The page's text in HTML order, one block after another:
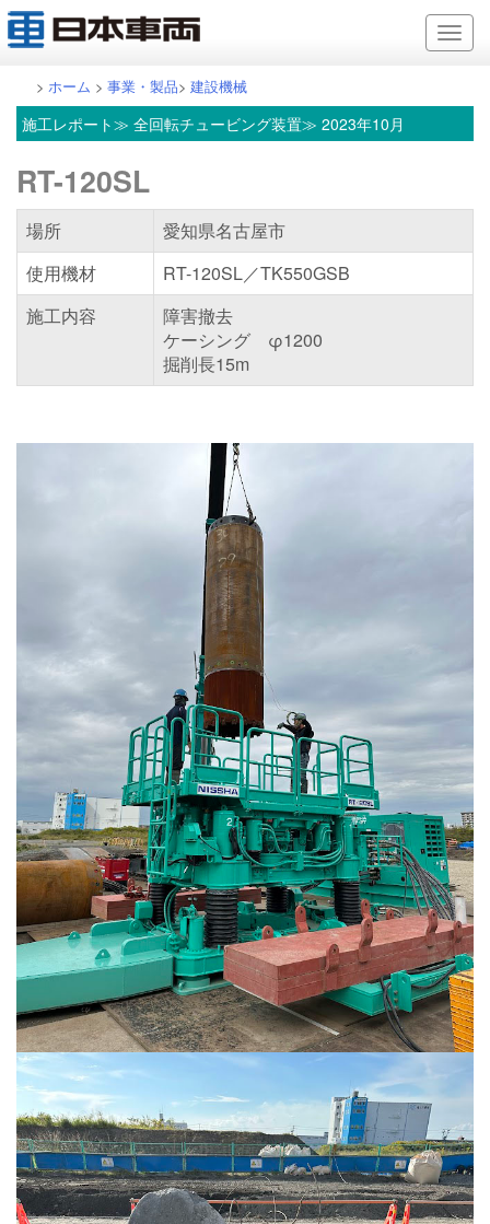
> ホーム > 事業・製品> 建設機械
施工レポート≫ 全回転チュービング装置≫ 2023年10月
RT-120SL
場所
愛知県名古屋市
使用機材
RT-120SL／TK550GSB
施工内容
障害撤去
ケーシング φ1200
掘削長15m